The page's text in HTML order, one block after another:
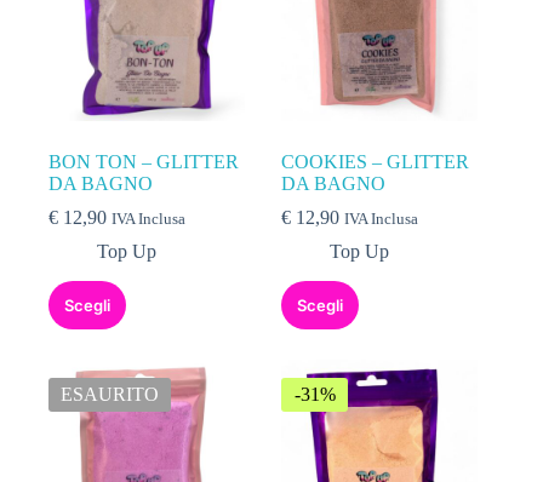
BON TON – GLITTER
DA BAGNO
€ 12,90 IVA Inclusa
Top Up
Scegli
COOKIES – GLITTER
DA BAGNO
€ 12,90 IVA Inclusa
Top Up
Scegli
ESAURITO -31%